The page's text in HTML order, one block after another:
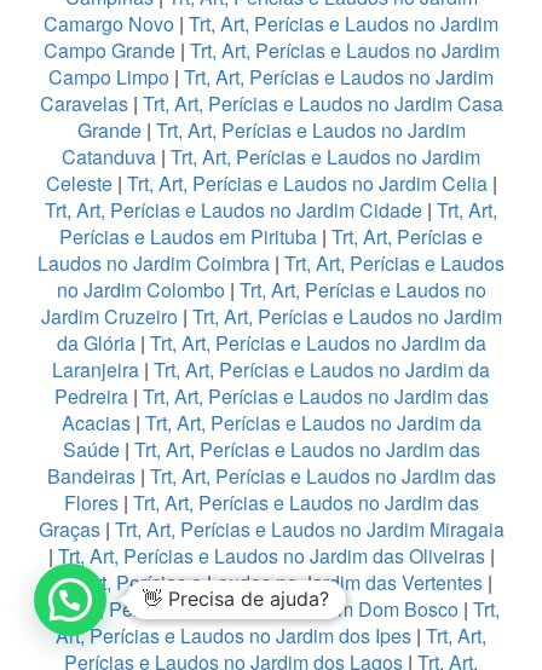
Camargo Novo | Trt, Art, Perícias e Laudos no Jardim
Campo Grande| Trt, Art, Perícias e Laudos no Jardim
Campo Limpo | Trt, Art, Perícias e Laudos no Jardim
Caravelas| Trt, Art, Perícias e Laudos no Jardim Casa
Grande| Trt, Art, Perícias e Laudos no Jardim
Catanduva | Trt, Art, Perícias e Laudos no Jardim
Celeste| Trt, Art, Perícias e Laudos no Jardim Celia|
Trt, Art, Perícias e Laudos no Jardim Cidade | Trt, Art,
Perícias e Laudos em Pirituba | Trt, Art, Perícias e
Laudos no Jardim Coimbra | Trt, Art, Perícias e Laudos
no Jardim Colombo| Trt, Art, Perícias e Laudos no
Jardim Cruzeiro| Trt, Art, Perícias e Laudos no Jardim
da Glória| Trt, Art, Perícias e Laudos no Jardim da
Laranjeira | Trt, Art, Perícias e Laudos no Jardim da
Pedreira| Trt, Art, Perícias e Laudos no Jardim das
Acacias| Trt, Art, Perícias e Laudos no Jardim da
Saúde| Trt, Art, Perícias e Laudos no Jardim das
Bandeiras| Trt, Art, Perícias e Laudos no Jardim das
Flores| Trt, Art, Perícias e Laudos no Jardim das
Graças| Trt, Art, Perícias e Laudos no Jardim Miragaia
| Trt, Art, Perícias e Laudos no Jardim das Oliveiras|
Trt, Art, Perícias e Laudos no Jardim das Vertentes|
Trt, Art, Perícias e Laudos no Jardim Dom Bosco| Trt,
Art, Perícias e Laudos no Jardim dos Ipes | Trt, Art,
Perícias e Laudos no Jardim dos Lagos | Trt, Art,
👋 Precisa de ajuda?